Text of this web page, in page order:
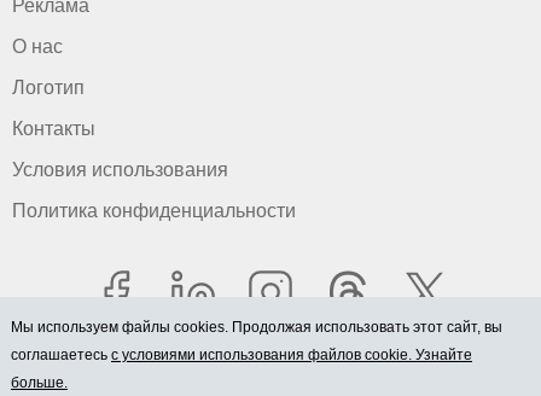
Реклама
О нас
Логотип
Контакты
Условия использования
Политика конфиденциальности
Мы используем файлы cookies. Продолжая использовать этот сайт, вы
соглашаетесь с условиями использования файлов cookie. Узнайте
больше.